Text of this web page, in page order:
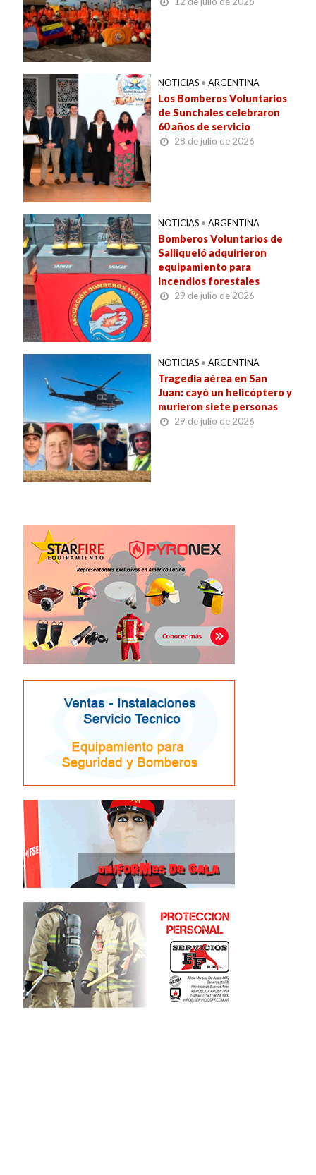
NOTICIAS • ARGENTINA
Los Bomberos Voluntarios
de Sunchales celebraron
60 años de servicio
28 de julio de 2026
NOTICIAS • ARGENTINA
Bomberos Voluntarios de
Salliqueló adquirieron
equipamiento para
incendios forestales
29 de julio de 2026
NOTICIAS • ARGENTINA
Tragedia aérea en San
Juan: cayó un helicóptero y
murieron siete personas
29 de julio de 2026